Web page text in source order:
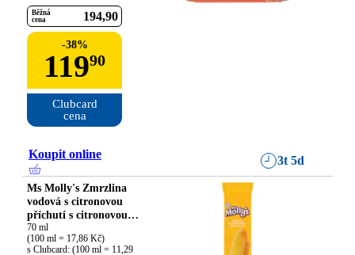
Běžná
cena
194 90
-38%
11990
Clubcard
cena
Koupit online 3t 5d
Ms Molly's Zmrzlina
vodová s citronovou
příchutí s citronovou
náplní**
70 ml
(100 ml = 17,86 Kč)
s Clubcard: (100 ml = 11,29